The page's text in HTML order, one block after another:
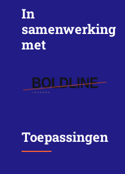
In
samenwerking
met
Toepassingen